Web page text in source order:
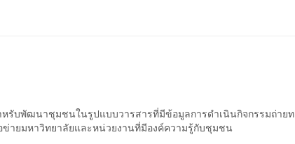
หรับพัฒนาชุมชนในรูปแบบวารสารที่มีข้อมูลการดำเนินกิจกรรมถ่าย
ายมหาวิทยาลัยและหน่วยงานที่มีองค์ความรู้กับชุมชน